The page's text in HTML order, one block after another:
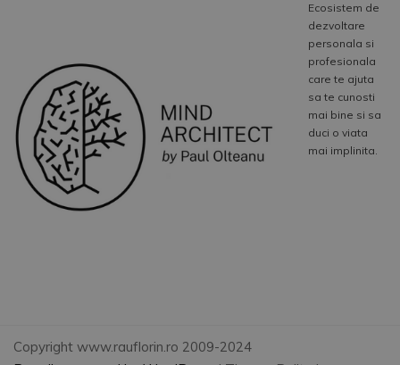
Ecosistem de
dezvoltare
personala si
profesionala
care te ajuta
sa te cunosti
mai bine si sa
duci o viata
mai implinita.
Copyright www.rauflorin.ro 2009-2024